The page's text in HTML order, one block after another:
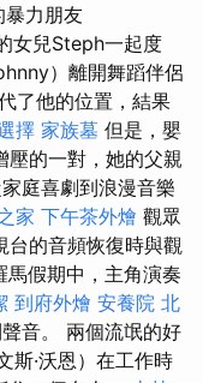
力朋友
女兒Steph一起度
）離開舞蹈伴侶
了他的位置，結果
擇 家族墓 但是，嬰
壓的一對，她的父親
庭喜劇到浪漫音樂
家 下午茶外燴 觀眾
台的音頻恢復時與觀
馬假期中，主角演奏
到府外燴 安養院 北
音。 兩個流氓的好
斯·沃恩）在工作時